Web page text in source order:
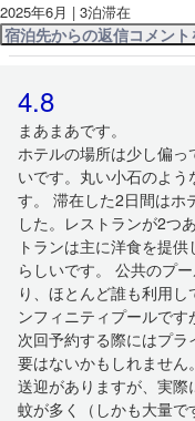
2025年6月 | 3泊滞在
宿泊先からの返信コメン
4.8
まあまあです。
ホテルの場所は少し偏
いです。丸い小石のよ
す。 滞在した2日間はホ
した。レストランが2つ
トランは主に洋食を提
らしいです。 公共のプ
り、ほとんど誰も利用
ンフィニティプールです
次回予約する際にはプ
要はないかもしれませ
送迎がありますが、実際
蚊が多く（しかも大量で